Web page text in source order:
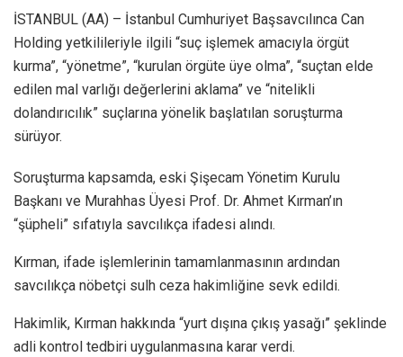
İSTANBUL (AA) – İstanbul Cumhuriyet Başsavcılınca Can
Holding yetkilileriyle ilgili “suç işlemek amacıyla örgüt
kurma”, “yönetme”, “kurulan örgüte üye olma”, “suçtan elde
edilen mal varlığı değerlerini aklama” ve “nitelikli
dolandırıcılık” suçlarına yönelik başlatılan soruşturma
sürüyor.
Soruşturma kapsamda, eski Şişecam Yönetim Kurulu
Başkanı ve Murahhas Üyesi Prof. Dr. Ahmet Kırman’ın
“şüpheli” sıfatıyla savcılıkça ifadesi alındı.
Kırman, ifade işlemlerinin tamamlanmasının ardından
savcılıkça nöbetçi sulh ceza hakimliğine sevk edildi.
Hakimlik, Kırman hakkında “yurt dışına çıkış yasağı” şeklinde
adli kontrol tedbiri uygulanmasına karar verdi.